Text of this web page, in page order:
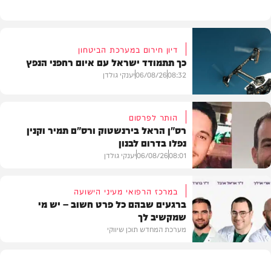
חדשות
דיון חירום במערכת הביטחון
כך תתמודד ישראל עם איום רחפני הנפץ
08:32
06/08/26יענקי גולדן
חדשות
הותר לפרסום
רס"ן הראל בירנשטוק ורס"ם תמיר וקנין
נפלו בדרום לבנון
08:01
06/08/26יענקי גולדן
במרכז הרפואי מעיני הישועה
ברגעים שבהם כל פרט חשוב – יש מי
שמקשיב לך
מערכת המחדש תוכן שיווקי